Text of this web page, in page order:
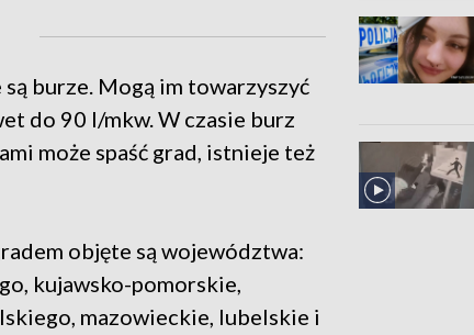
burze. Mogą im towarzyszyć
do 90 l/mkw. W czasie burz
może spaść grad, istnieje też
objęte są województwa:
kujawsko-pomorskie,
mazowieckie, lubelskie i